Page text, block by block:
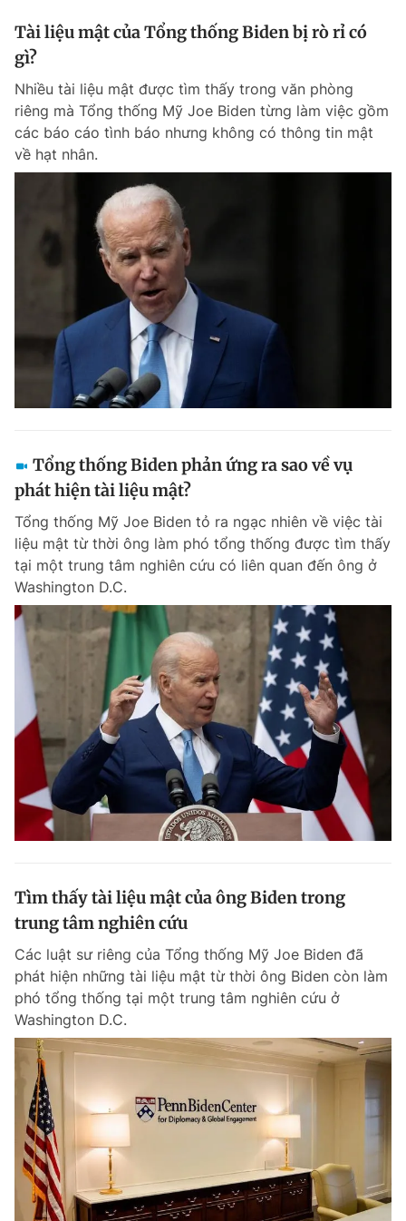
Tài liệu mật của Tổng thống Biden bị rò rỉ có
gì?
Nhiều tài liệu mật được tìm thấy trong văn phòng
riêng mà Tổng thống Mỹ Joe Biden từng làm việc gồm
các báo cáo tình báo nhưng không có thông tin mật
về hạt nhân.
Tổng thống Biden phản ứng ra sao về vụ
phát hiện tài liệu mật?
Tổng thống Mỹ Joe Biden tỏ ra ngạc nhiên về việc tài
liệu mật từ thời ông làm phó tổng thống được tìm thấy
tại một trung tâm nghiên cứu có liên quan đến ông ở
Washington D.C.
Tìm thấy tài liệu mật của ông Biden trong
trung tâm nghiên cứu
Các luật sư riêng của Tổng thống Mỹ Joe Biden đã
phát hiện những tài liệu mật từ thời ông Biden còn làm
phó tổng thống tại một trung tâm nghiên cứu ở
Washington D.C.